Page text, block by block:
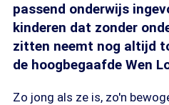
passend onderwijs
kinderen dat zonder
zitten neemt nog altijd
de hoogbegaafde Wen
Zo jong als ze is, zo'n